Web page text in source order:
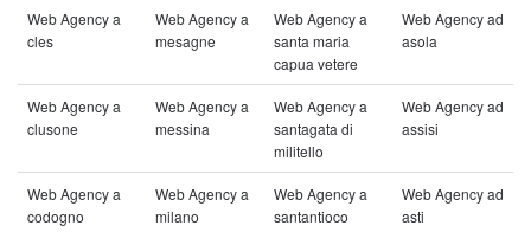
Web Agency a
cles
Web Agency a
mesagne
Web Agency a
santa maria
capua vetere
Web Agency ad
asola
Web Agency a
clusone
Web Agency a
messina
Web Agency a
santagata di
militello
Web Agency ad
assisi
Web Agency a
codogno
Web Agency a
milano
Web Agency a
santantioco
Web Agency ad
asti